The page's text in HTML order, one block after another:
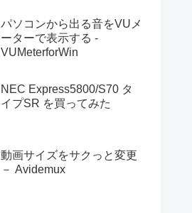
パソコンから出る音をVUメ
ーターで表示する -
VUMeterforWin
NEC Express5800/S70 タ
イプSR を買ってみた
動画サイズをサクっと変更
－ Avidemux